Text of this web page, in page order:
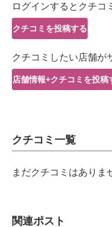
企業向けIT製品の総合サ
IT製品の技術・比較・事例
製造業のIT導入・活用を
エレクトロニクス専門サ
電子設計の基本と応用
ちょっと気になるネット
ログインするとクチコ
クチコミを投稿する
クチコミしたい店舗が
店舗情報+クチコミを投稿
クチコミ一覧
まだクチコミはありま
関連ポスト